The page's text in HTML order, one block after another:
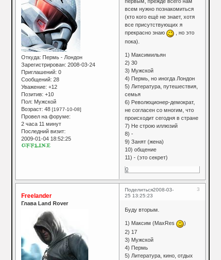
Откуда: Пермь - Лондон
Зарегистрирован: 2008-03-24
Приглашений: 0
Сообщений: 28
Уважение: +12
Позитив: +10
Пол: Мужской
Возраст: 48[1977-10-08]
Провел на форуме:
2 часа 11 минут
Последний визит:
2009-01-04 18:52:25
всем нужно познакомиться
(кто кого ещё не знает, хотя
все присутствующих я
прекрасно знаю
, но это
пока).
1) Максимильян
2) 30
3) Мужской
4) Пермь, но иногда Лондон
5) Литература, путешествия,
семья
6) Революционер-демократ,
не согласен со многим, что
происходит сегодня в стране
7) Не строю иллюзий
8) -
9) Занят (жена)
10) общение
11) - (это секрет)
0
Поделиться 3
2008-03-
25 13:25:23
Freelander
Глава Land Rover
Буду вторым.
1) Максим (MaxRes
)
2) 17
3) Мужской
4) Пермь
5) Литература, кино, отдых